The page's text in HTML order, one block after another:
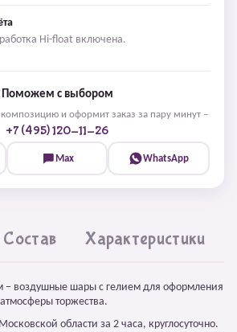
Hi-float включена.
Поможем с выбором
и оформит заказ за пару минут –
+7 (495) 120-11-26
Max WhatsApp
Состав Характеристики
– воздушные шары с гелием для оформления
торжества.
области за 2 часа, круглосуточно.